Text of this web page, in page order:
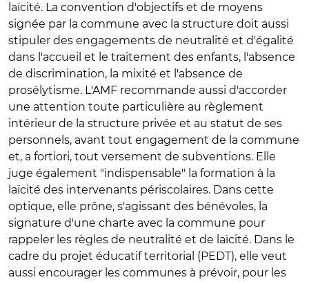
laïcité. La convention d'objectifs et de moyens
signée par la commune avec la structure doit aussi
stipuler des engagements de neutralité et d'égalité
dans l'accueil et le traitement des enfants, l'absence
de discrimination, la mixité et l'absence de
prosélytisme. L'AMF recommande aussi d'accorder
une attention toute particulière au règlement
intérieur de la structure privée et au statut de ses
personnels, avant tout engagement de la commune
et, a fortiori, tout versement de subventions. Elle
juge également "indispensable" la formation à la
laïcité des intervenants périscolaires. Dans cette
optique, elle prône, s'agissant des bénévoles, la
signature d'une charte avec la commune pour
rappeler les règles de neutralité et de laïcité. Dans le
cadre du projet éducatif territorial (PEDT), elle veut
aussi encourager les communes à prévoir, pour les